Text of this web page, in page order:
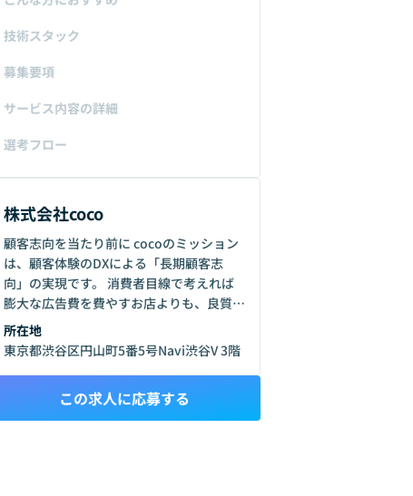
技術スタック
募集要項
サービス内容の詳細
選考フロー
株式会社coco
顧客志向を当たり前に cocoのミッション
は、顧客体験のDXによる「長期顧客志
向」の実現です。 消費者目線で考えれば
膨大な広告費を費やすお店よりも、良質な
顧客体験を追求しているお店に行きたいと
いうのが本音だと思います。 私達は、そ
んな当たり前のあるべき姿を日本社会で実
所在地
東京都渋谷区円山町5番5号Navi渋谷V 3階
この求人に応募する